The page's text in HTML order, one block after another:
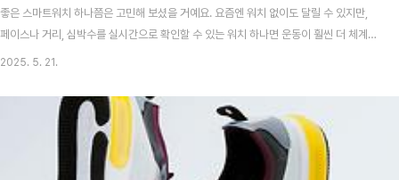
좋은 스마트워치 하나쯤은 고민해 보셨을 거예요. 요즘엔 워치 없이도 달릴 수 있지만,
페이스나 거리, 심박수를 실시간으로 확인할 수 있는 워치 하나면 운동이 훨씬 더 체계적
이고 재밌어지거든요!하지만 처음부터 수십만 원짜리 고급형 워치를 구매하기는 부담스
치들을 골라 소개해드릴게요. GPS 추적, 운동 기록, 심박수 측정 정도만 있어도 충분하
다는 거, 함께 알아가봐요! 1. 러닝 입문자에게 스마트워치가 꼭 필요할까?결론부터 말하
면, 꼭 필요하지는 않지만 있으면 러닝 습관을 훨씬 빨리 잡을 수 있어요.실시간 페이스
2025. 5. 21.